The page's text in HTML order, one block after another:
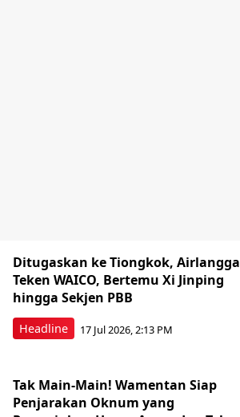
Headline
Ditugaskan ke Tiongkok, Airlangga
Teken WAICO, Bertemu Xi Jinping
hingga Sekjen PBB
17 Jul 2026, 2:13 PM
Tak Main-Main! Wamentan Siap
Penjarakan Oknum yang